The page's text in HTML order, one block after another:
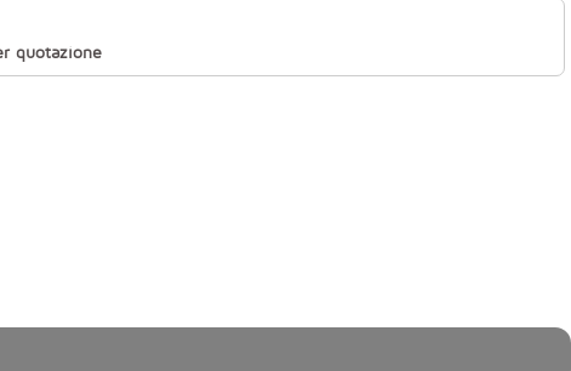
quotazione